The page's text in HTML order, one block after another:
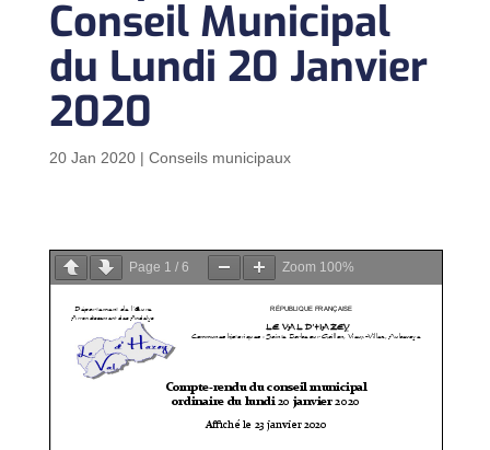
Conseil Municipal
du Lundi 20 Janvier
2020
20 Jan 2020| Conseils municipaux
Page 1 / 6 Zoom 100%